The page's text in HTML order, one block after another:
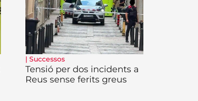
| Successos
Tensió per dos incidents a
Reus sense ferits greus